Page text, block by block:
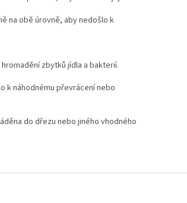
na obě úrovně, aby nedošlo k
zbytků jídla a bakterií.
k náhodnému převrácení nebo
do dřezu nebo jiného vhodného